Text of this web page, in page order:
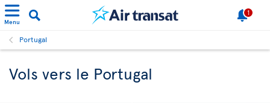
Menu
1
Portugal
Vols vers le Portugal